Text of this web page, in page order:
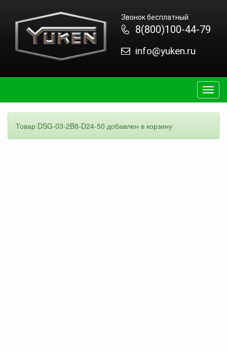
Звонок бесплатный
8(800)100-44-79
info@yuken.ru
Товар DSG-03-2B8-D24-50 добавлен в корзину